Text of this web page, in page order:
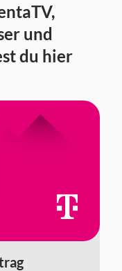
und
du hier